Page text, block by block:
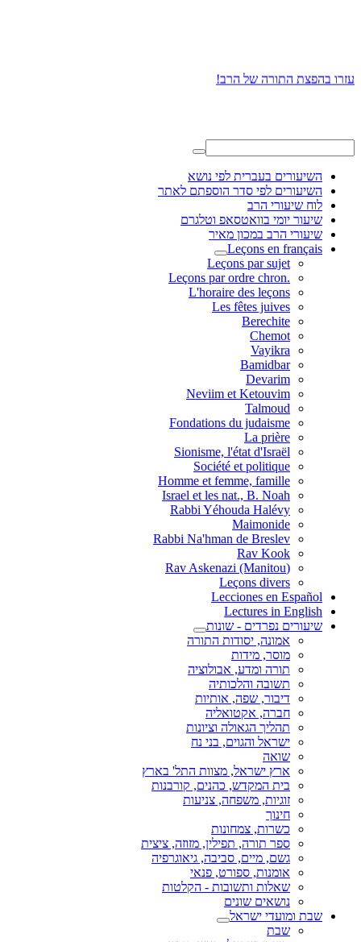
עזרו בהפצת התורה של הרב!
השיעורים בעברית לפי נושא
השיעורים לפי סדר הוספתם לאתר
לוח שיעורי הרב
שיעור יומי בוואטסאפ וטלגרם
שיעורי הרב במכון מאיר
Leçons en français
Leçons par sujet
.Leçons par ordre chron
L'horaire des leçons
Les fêtes juives
Berechite
Chemot
Vayikra
Bamidbar
Devarim
Neviim et Ketouvim
Talmoud
Fondations du judaisme
La prière
Sionisme, l'état d'Israël
Société et politique
Homme et femme, famille
Israel et les nat., B. Noah
Rabbi Yéhouda Halévy
Maimonide
Rabbi Na'hman de Breslev
Rav Kook
(Rav Askenazi (Manitou
Leçons divers
Lecciones en Español
Lectures in English
שיעורים נפרדים - שונות
אמונה, יסודות התורה
מוסר, מידות
תורה ומדע, אבולוציה
תשובה והלכותיה
דיבור, שפה, אותיות
חברה, אקטואליה
תהליך הגאולה וציונות
ישראל והגוים, בני נח
שואה
ארץ ישראל, מצוות התל' בארץ
בית המקדש, כהנים, קורבנות
זוגיות, משפחה, צניעות
חינוך
כשרות, צמחונות
ספר תורה, תפילין, מזוזה, ציצית
גשם, מיים, סביבה, גיאוגרפיה
אומנות, ספורט, פנאי
שאלות ותשובות - הקלטות
נושאים שונים
שבת ומועדי ישראל
שבת